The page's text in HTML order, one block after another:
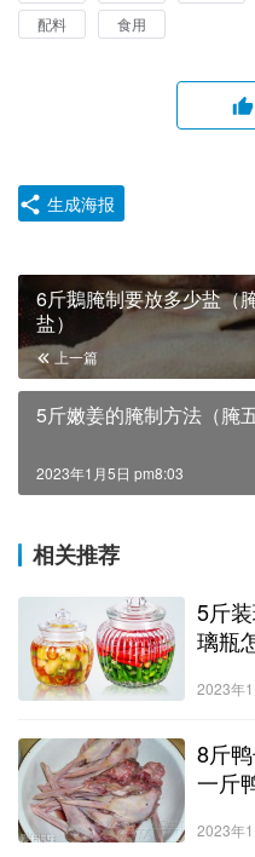
配料
食用
生成海报
6斤鵝腌制要放多少盐（
盐）
上一篇
5斤嫩姜的腌制方法（腌
2023年1月5日 pm8:03
相关推荐
5斤
璃瓶
2023年
8斤
一斤
2023年